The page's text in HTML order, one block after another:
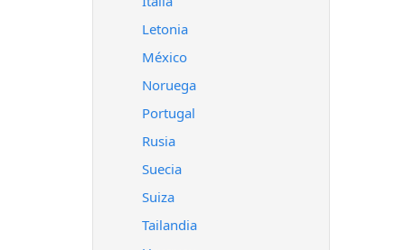
Letonia
México
Noruega
Portugal
Rusia
Suecia
Suiza
Tailandia